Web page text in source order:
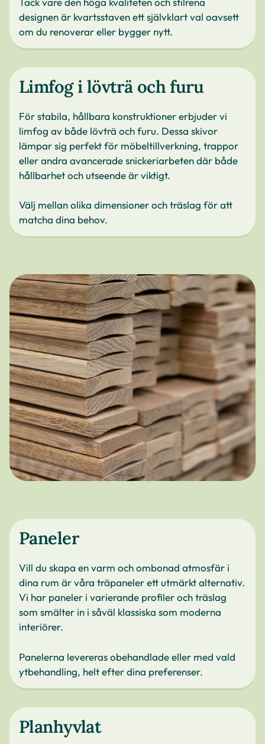
designen är kvartsstaven ett självklart val oavsett
om du renoverar eller bygger nytt.
Limfog i lövträ och furu
För stabila, hållbara konstruktioner erbjuder vi
limfog av både lövträ och furu. Dessa skivor
lämpar sig perfekt för möbeltillverkning, trappor
eller andra avancerade snickeriarbeten där både
hållbarhet och utseende är viktigt.
Välj mellan olika dimensioner och träslag för att
matcha dina behov.
Paneler
Vill du skapa en varm och ombonad atmosfär i
dina rum är våra träpaneler ett utmärkt alternativ.
Vi har paneler i varierande profiler och träslag
som smälter in i såväl klassiska som moderna
interiörer.
Panelerna levereras obehandlade eller med vald
ytbehandling, helt efter dina preferenser.
Planhyvlat